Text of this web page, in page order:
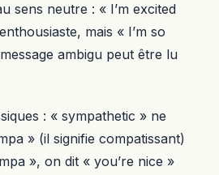
sens neutre : « I’m excited
mais « I’m so
ambigu peut être lu
: « sympathetic » ne
» (il signifie compatissant)
», on dit « you’re nice »